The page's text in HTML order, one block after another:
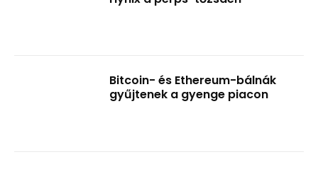
Bitcoin- és Ethereum-bálnák
gyűjtenek a gyenge piacon